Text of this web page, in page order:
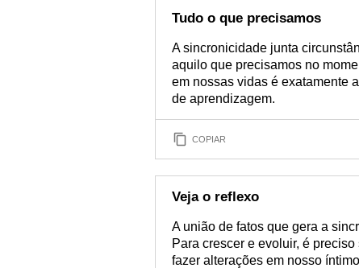
Tudo o que precisamos
A sincronicidade junta
aquilo que precisamos no
em nossas vidas é exatamente
de aprendizagem.
COPIAR
Veja o reflexo
A união de fatos que gera a
Para crescer e evoluir, é
fazer alterações em nosso